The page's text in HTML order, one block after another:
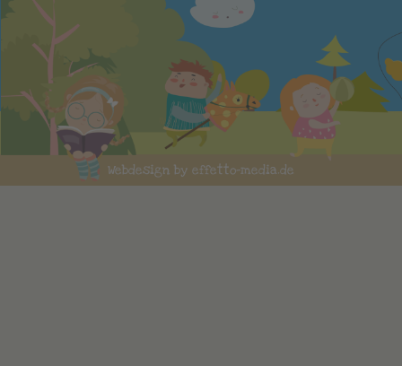
Webdesign by effetto-media.de